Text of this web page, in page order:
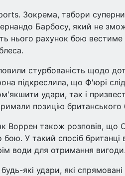
Зокрема, табори
Барбосу, який не
нього рахунок бою
стурбованість щодо
підкреслила, що Ф'юрі
удари, так і
позицію
Воррен також розповів, що
бою. У такий спосіб
води для отримання вигоди.
які удари, які